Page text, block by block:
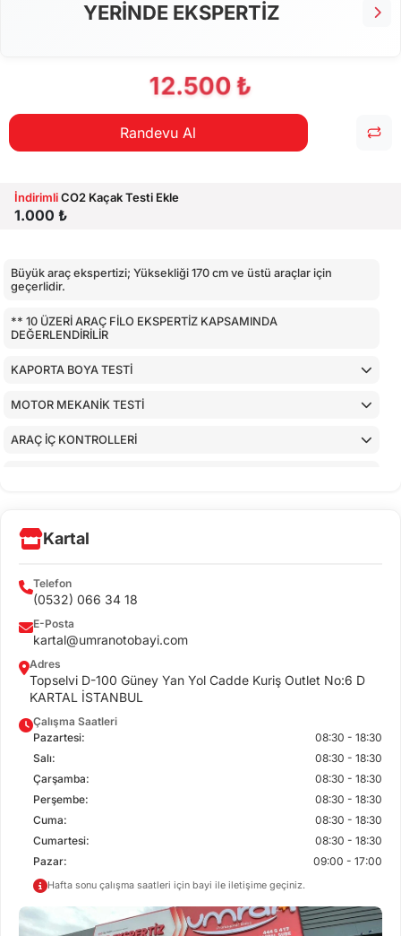
YERİNDE EKSPERTİZ
12.500 ₺
Randevu Al
İndirimliCO2 Kaçak Testi Ekle
1.000 ₺
Büyük araç ekspertizi; Yüksekliği 170 cm ve üstü araçlar için
geçerlidir.
** 10 ÜZERİ ARAÇ FİLO EKSPERTİZ KAPSAMINDA
DEĞERLENDİRİLİR
KAPORTA BOYA TESTİ
MOTOR MEKANİK TESTİ
ARAÇ İÇ KONTROLLERİ
Kartal
Telefon
(0532) 066 34 18
E-Posta
kartal@umranotobayi.com
Adres
Topselvi D-100 Güney Yan Yol Cadde Kuriş Outlet No:6 D
KARTAL İSTANBUL
Çalışma Saatleri
Pazartesi:
08:30 - 18:30
Salı:
08:30 - 18:30
Çarşamba:
08:30 - 18:30
Perşembe:
08:30 - 18:30
Cuma:
08:30 - 18:30
Cumartesi:
08:30 - 18:30
Pazar:
09:00 - 17:00
Hafta sonu çalışma saatleri için bayi ile iletişime geçiniz.